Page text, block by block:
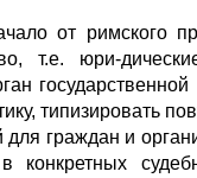
от римского
т.е. юри-
типизировать
граждан и